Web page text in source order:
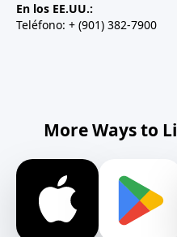
En los EE.UU.:
Teléfono: + (901) 382-7900
More Ways to